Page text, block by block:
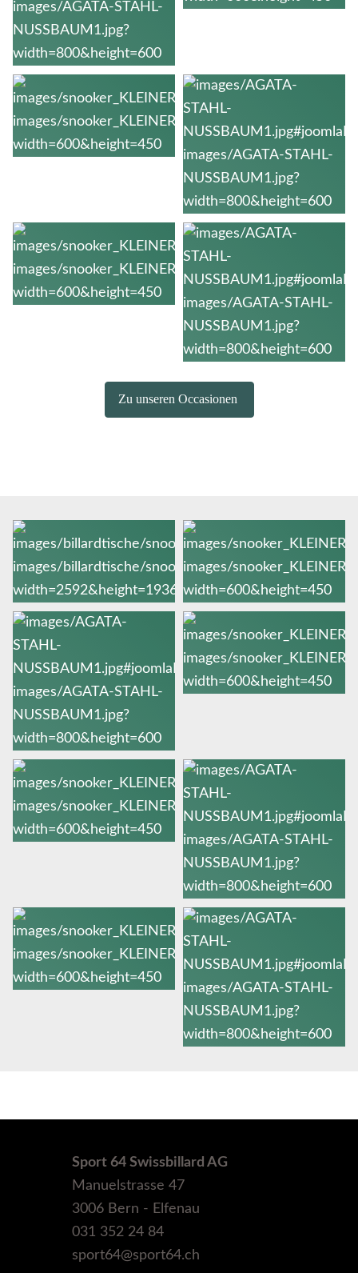
Zu unseren Occasionen
Snooker
Komplett
restaurierter 10-
Fuss Snookertisch.
Sport 64 Swissbillard AG
Manuelstrasse 47
3006 Bern - Elfenau
031 352 24 84
sport64@sport64.ch